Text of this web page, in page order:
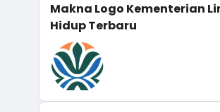
Makna Logo Kementerian
Hidup Terbaru